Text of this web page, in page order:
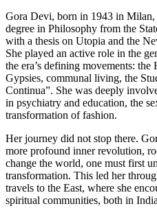
Gora Devi, born in 1943 in Milan,
degree in Philosophy from the
with a thesis on Utopia and the
She played an active role in the
the era’s defining movements:
Gypsies, communal living, the
Continua”. She was deeply
in psychiatry and education, the
transformation of fashion.
Her journey did not stop there.
more profound inner revolution,
change the world, one must first
transformation. This led her
travels to the East, where she
spiritual communities, both in